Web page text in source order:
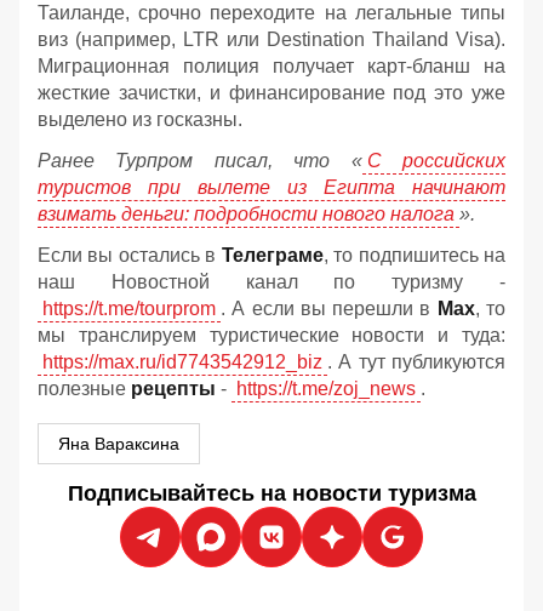
Таиланде, срочно переходите на легальные типы
виз (например, LTR или Destination Thailand Visa).
Миграционная полиция получает карт-бланш на
жесткие зачистки, и финансирование под это уже
выделено из госказны.
Ранее Турпром писал, что « С российских
туристов при вылете из Египта начинают
взимать деньги: подробности нового налога ».
Если вы остались в Телеграме, то подпишитесь на
наш Новостной канал по туризму -
https://t.me/tourprom . А если вы перешли в Мах, то
мы транслируем туристические новости и туда:
https://max.ru/id7743542912_biz . А тут публикуются
полезные рецепты - https://t.me/zoj_news .
Яна Вараксина
Подписывайтесь на новости туризма